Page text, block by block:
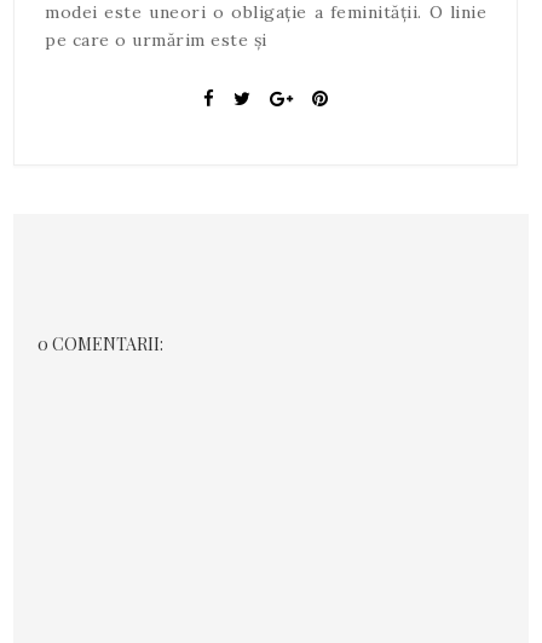
modei este uneori o obligație a feminității. O linie
pe care o urmărim este și
0 COMENTARII: